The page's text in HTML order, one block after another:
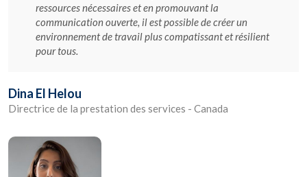
ressources nécessaires et en promouvant la
communication ouverte, il est possible de créer un
environnement de travail plus compatissant et résilient
pour tous.
Dina El Helou
Directrice de la prestation des services - Canada